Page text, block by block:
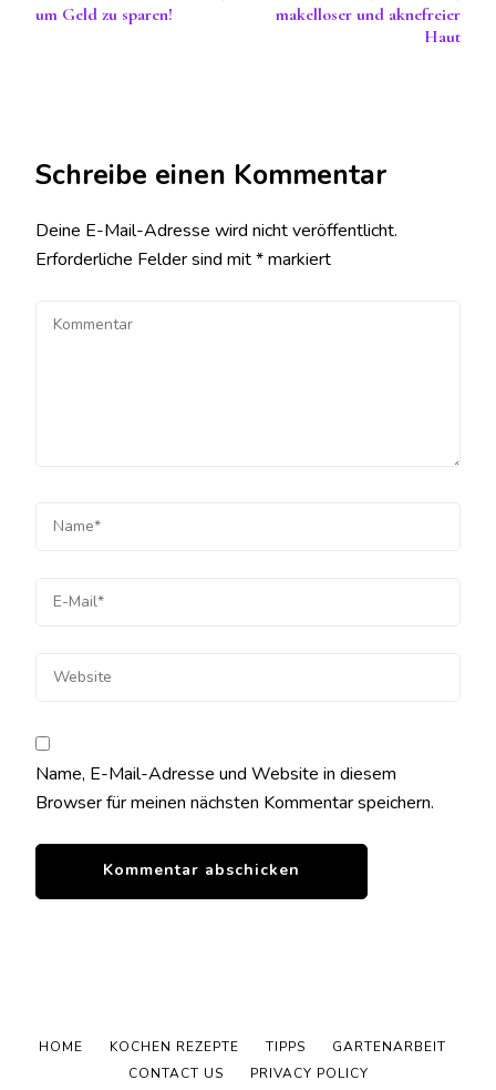
um Geld zu sparen!
makelloser und aknefreier
Haut
Schreibe einen Kommentar
Deine E-Mail-Adresse wird nicht veröffentlicht.
Erforderliche Felder sind mit*markiert
Name, E-Mail-Adresse und Website in diesem
Browser für meinen nächsten Kommentar speichern.
HOME KOCHEN REZEPTE TIPPS
GARTENARBEIT
CONTACT US
PRIVACY POLICY